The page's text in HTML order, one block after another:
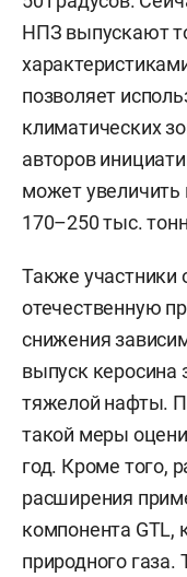
НПЗ выпускают
позволяет
климатических
авторов
может увеличить
170–250 тыс.
Также участники
отечественную
снижения
выпуск керосина
тяжелой нафты.
такой меры
год. Кроме того,
расширения
компонента GTL,
природного газа.